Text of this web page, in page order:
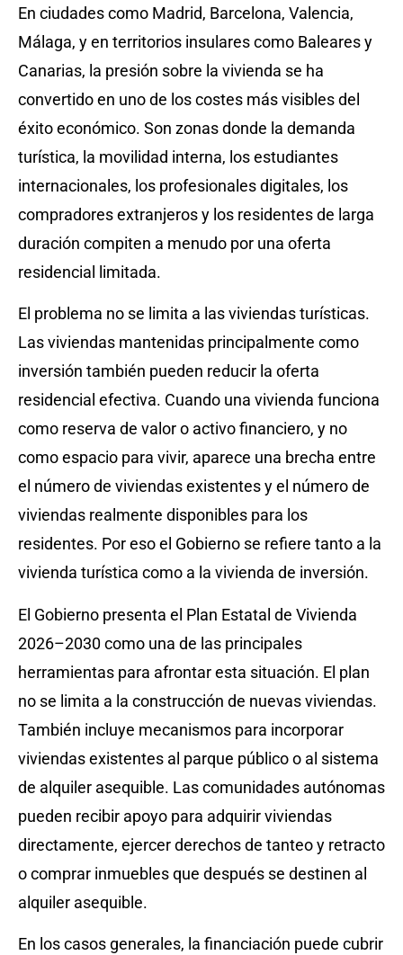
En ciudades como Madrid, Barcelona, Valencia,
Málaga, y en territorios insulares como Baleares y
Canarias, la presión sobre la vivienda se ha
convertido en uno de los costes más visibles del
éxito económico. Son zonas donde la demanda
turística, la movilidad interna, los estudiantes
internacionales, los profesionales digitales, los
compradores extranjeros y los residentes de larga
duración compiten a menudo por una oferta
residencial limitada.
El problema no se limita a las viviendas turísticas.
Las viviendas mantenidas principalmente como
inversión también pueden reducir la oferta
residencial efectiva. Cuando una vivienda funciona
como reserva de valor o activo financiero, y no
como espacio para vivir, aparece una brecha entre
el número de viviendas existentes y el número de
viviendas realmente disponibles para los
residentes. Por eso el Gobierno se refiere tanto a la
vivienda turística como a la vivienda de inversión.
El Gobierno presenta el Plan Estatal de Vivienda
2026–2030 como una de las principales
herramientas para afrontar esta situación. El plan
no se limita a la construcción de nuevas viviendas.
También incluye mecanismos para incorporar
viviendas existentes al parque público o al sistema
de alquiler asequible. Las comunidades autónomas
pueden recibir apoyo para adquirir viviendas
directamente, ejercer derechos de tanteo y retracto
o comprar inmuebles que después se destinen al
alquiler asequible.
En los casos generales, la financiación puede cubrir